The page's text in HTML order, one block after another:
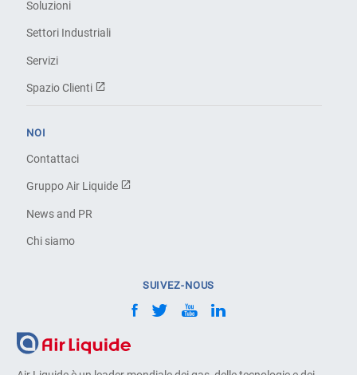
Soluzioni
Settori Industriali
Servizi
Spazio Clienti
NOI
Contattaci
Gruppo Air Liquide
News and PR
Chi siamo
SUIVEZ-NOUS